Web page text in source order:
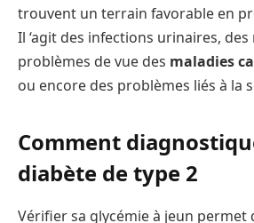
trouvent un terrain favorable en
Il ‘agit des infections urinaires, des
problèmes de vue des maladies
ou encore des problèmes liés à la
Comment
diabète de type 2
Vérifier sa glycémie à jeun permet